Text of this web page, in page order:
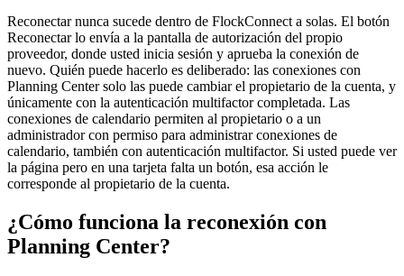
Reconectar nunca sucede dentro de FlockConnect a solas. El botón
Reconectar lo envía a la pantalla de autorización del propio
proveedor, donde usted inicia sesión y aprueba la conexión de
nuevo. Quién puede hacerlo es deliberado: las conexiones con
Planning Center solo las puede cambiar el propietario de la cuenta, y
únicamente con la autenticación multifactor completada. Las
conexiones de calendario permiten al propietario o a un
administrador con permiso para administrar conexiones de
calendario, también con autenticación multifactor. Si usted puede ver
la página pero en una tarjeta falta un botón, esa acción le
corresponde al propietario de la cuenta.
¿Cómo funciona la reconexión con
Planning Center?